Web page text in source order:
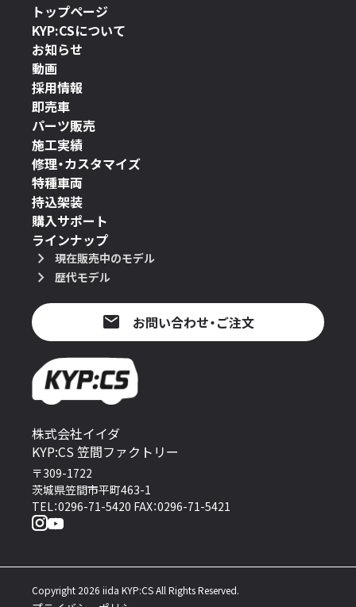
株式会社イイダ
KYP:CS 笠間ファクトリー
〒309-1722
茨城県笠間市平町463-1
TEL：0296-71-5420 FAX：0296-71-5421
トップページ
KYP:CSについて
お知らせ
動画
採用情報
即売車
パーツ販売
施工実績
修理・カスタマイズ
特種車両
持込架装
購入サポート
ラインナップ
現在販売中のモデル
歴代モデル
お問い合わせ・ご注文
Copyright 2026 iida KYP:CS All Rights Reserved.